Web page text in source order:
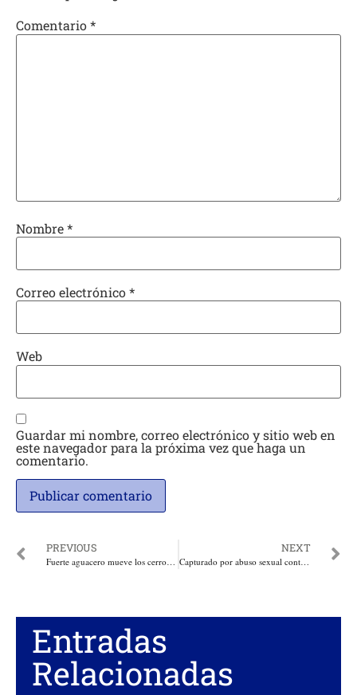
Comentario*
Nombre*
Correo electrónico*
Web
Guardar mi nombre, correo electrónico y sitio web en
este navegador para la próxima vez que haga un
comentario.
PREVIOUS
Fuerte aguacero mueve los cerros en Piojó, y se hunden 70 casas. Este municipio y otros más del Atlántico, afectados con las más de 48 horas de lluvia
NEXT
Capturado por abuso sexual contra la joven Hillary Castro, fue hallado muerto en su celda en la URI de Puente Aranda en Bogotá
Entradas
Relacionadas